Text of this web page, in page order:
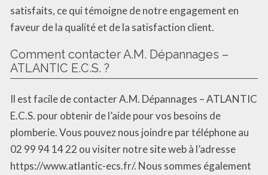
satisfaits, ce qui témoigne de notre engagement en
faveur de la qualité et de la satisfaction client.
Comment contacter A.M. Dépannages –
ATLANTIC E.C.S. ?
Il est facile de contacter A.M. Dépannages – ATLANTIC
E.C.S. pour obtenir de l’aide pour vos besoins de
plomberie. Vous pouvez nous joindre par téléphone au
02 99 94 14 22 ou visiter notre site web à l’adresse
https://www.atlantic-ecs.fr/. Nous sommes également